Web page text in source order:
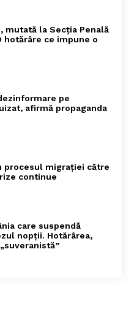
mutată la Secția Penală
hotărâre ce impune o
pe
afirmă propaganda
procesul migrației către
continue
care suspendă
nopții. Hotărârea,